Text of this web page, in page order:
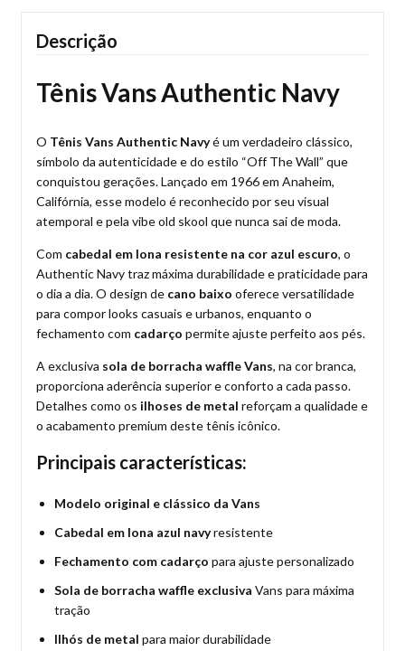
Descrição
Tênis Vans Authentic Navy
O Tênis Vans Authentic Navyé um verdadeiro clássico,
símbolo da autenticidade e do estilo “Off The Wall” que
conquistou gerações. Lançado em 1966 em Anaheim,
Califórnia, esse modelo é reconhecido por seu visual
atemporal e pela vibe old skool que nunca sai de moda.
Com cabedal em lona resistente na cor azul escuro, o
Authentic Navy traz máxima durabilidade e praticidade para
o dia a dia. O design de cano baixo oferece versatilidade
para compor looks casuais e urbanos, enquanto o
fechamento com cadarço permite ajuste perfeito aos pés.
A exclusiva sola de borracha waffle Vans, na cor branca,
proporciona aderência superior e conforto a cada passo.
Detalhes como os ilhoses de metal reforçam a qualidade e
o acabamento premium deste tênis icônico.
Principais características:
Modelo original e clássico da Vans
Cabedal em lona azul navyresistente
Fechamento com cadarço para ajuste personalizado
Sola de borracha waffle exclusiva Vans para máxima
tração
Ilhós de metal para maior durabilidade